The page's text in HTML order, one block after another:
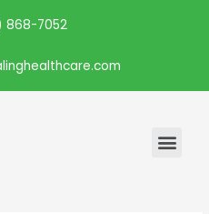
868-7052